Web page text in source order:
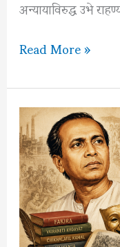
अन्यायाविरुद्ध उभे
अण्णा
साठे
यांचे
25
प्रेरणादायी
विचार
–
संघर्ष,
समानता
Read More »